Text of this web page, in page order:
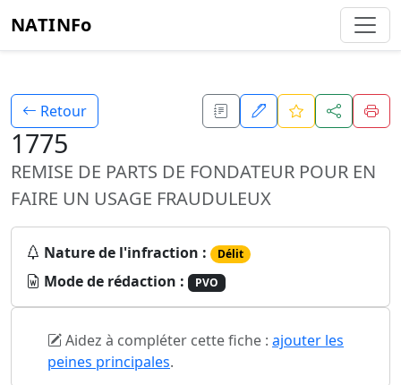
NATINFo
Retour
1775
REMISE DE PARTS DE FONDATEUR POUR EN
FAIRE UN USAGE FRAUDULEUX
Nature de l'infraction : Délit
Mode de rédaction : PVO
Aidez à compléter cette fiche : ajouter les
peines principales.